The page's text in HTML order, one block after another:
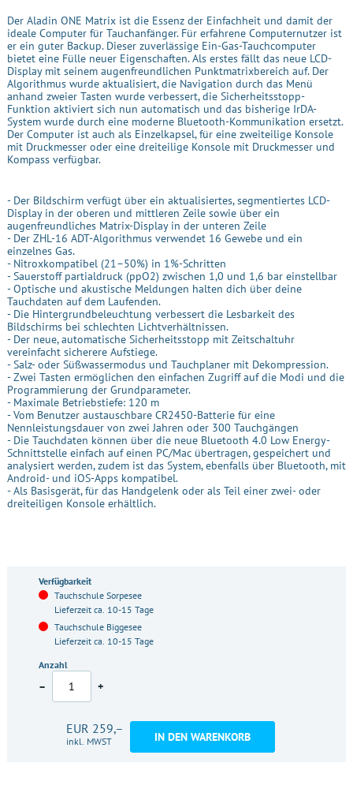
Der Aladin ONE Matrix ist die Essenz der Einfachheit und damit der
ideale Computer für Tauchanfänger. Für erfahrene Computernutzer ist
er ein guter Backup. Dieser zuverlässige Ein-Gas-Tauchcomputer
bietet eine Fülle neuer Eigenschaften. Als erstes fällt das neue LCD-
Display mit seinem augenfreundlichen Punktmatrixbereich auf. Der
Algorithmus wurde aktualisiert, die Navigation durch das Menü
anhand zweier Tasten wurde verbessert, die Sicherheitsstopp-
Funktion aktiviert sich nun automatisch und das bisherige IrDA-
System wurde durch eine moderne Bluetooth-Kommunikation ersetzt.
Der Computer ist auch als Einzelkapsel, für eine zweiteilige Konsole
mit Druckmesser oder eine dreiteilige Konsole mit Druckmesser und
Kompass verfügbar.
- Der Bildschirm verfügt über ein aktualisiertes, segmentiertes LCD-
Display in der oberen und mittleren Zeile sowie über ein
augenfreundliches Matrix-Display in der unteren Zeile
- Der ZHL-16 ADT-Algorithmus verwendet 16 Gewebe und ein
einzelnes Gas.
- Nitroxkompatibel (21–50%) in 1%-Schritten
- Sauerstoff partialdruck (ppO2) zwischen 1,0 und 1,6 bar einstellbar
- Optische und akustische Meldungen halten dich über deine
Tauchdaten auf dem Laufenden.
- Die Hintergrundbeleuchtung verbessert die Lesbarkeit des
Bildschirms bei schlechten Lichtverhältnissen.
- Der neue, automatische Sicherheitsstopp mit Zeitschaltuhr
vereinfacht sicherere Aufstiege.
- Salz- oder Süßwassermodus und Tauchplaner mit Dekompression.
- Zwei Tasten ermöglichen den einfachen Zugriff auf die Modi und die
Programmierung der Grundparameter.
- Maximale Betriebstiefe: 120 m
- Vom Benutzer austauschbare CR2450-Batterie für eine
Nennleistungsdauer von zwei Jahren oder 300 Tauchgängen
- Die Tauchdaten können über die neue Bluetooth 4.0 Low Energy-
Schnittstelle einfach auf einen PC/Mac übertragen, gespeichert und
analysiert werden, zudem ist das System, ebenfalls über Bluetooth, mit
Android- und iOS-Apps kompatibel.
- Als Basisgerät, für das Handgelenk oder als Teil einer zwei- oder
dreiteiligen Konsole erhältlich.
Verfügbarkeit
Tauchschule Sorpesee
Lieferzeit ca. 10-15 Tage
Tauchschule Biggesee
Lieferzeit ca. 10-15 Tage
Anzahl
– +
EUR 259,–
inkl. MWST IN DEN WARENKORB